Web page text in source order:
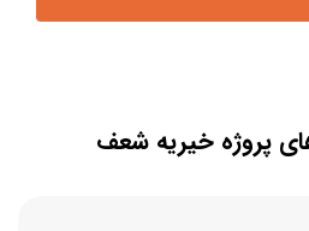
پروژه خیریه شعف